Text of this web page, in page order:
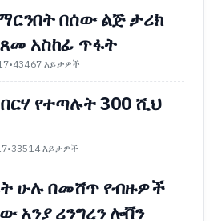
በሰው ልጅ ታሪክ
አስከፊ ጥፋት
•43467 እይታዎች
የተጣሉት 300 ሺህ
•33514 እይታዎች
ሁሉ በመሸጥ የብዙዎች
አንያ ሪንግረን ሎቨን